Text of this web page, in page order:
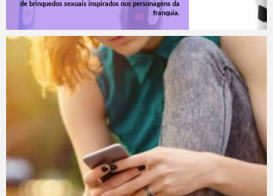
de brinquedos sexuais inspirados nos personagens da
franquia.